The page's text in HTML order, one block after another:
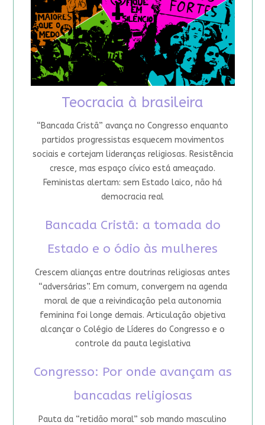
Teocracia à brasileira
“Bancada Cristã” avança no Congresso enquanto
partidos progressistas esquecem movimentos
sociais e cortejam lideranças religiosas. Resistência
cresce, mas espaço cívico está ameaçado.
Feministas alertam: sem Estado laico, não há
democracia real
Bancada Cristã: a tomada do
Estado e o ódio às mulheres
Crescem alianças entre doutrinas religiosas antes
“adversárias”. Em comum, convergem na agenda
moral de que a reivindicação pela autonomia
feminina foi longe demais. Articulação objetiva
alcançar o Colégio de Líderes do Congresso e o
controle da pauta legislativa
Congresso: Por onde avançam as
bancadas religiosas
Pauta da “retidão moral” sob mando masculino